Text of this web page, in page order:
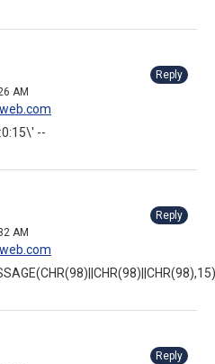
AM
Reply
--
AM
Reply
Reply